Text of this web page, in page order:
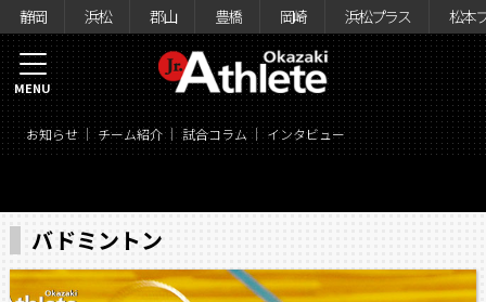
静岡 浜松 郡山 豊橋 岡崎 浜松プラス 松本
お知らせ チーム紹介 試合コラム インタビュー
MENU
バドミントン